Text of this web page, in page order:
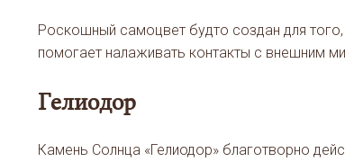
Роскошный самоцвет будто создан для
помогает налаживать контакты с внешним
Гелиодор
Камень Солнца «Гелиодор» благотворно